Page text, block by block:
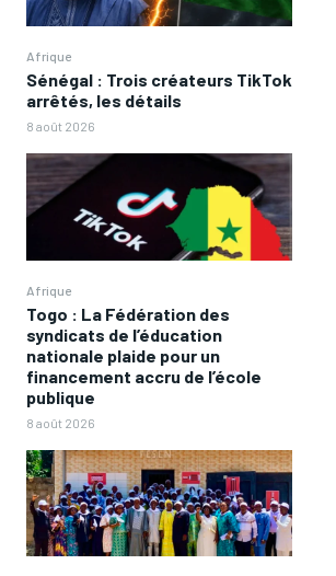
Afrique
Sénégal : Trois créateurs TikTok
arrêtés, les détails
8 août 2026
Afrique
Togo : La Fédération des
syndicats de l’éducation
nationale plaide pour un
financement accru de l’école
publique
8 août 2026